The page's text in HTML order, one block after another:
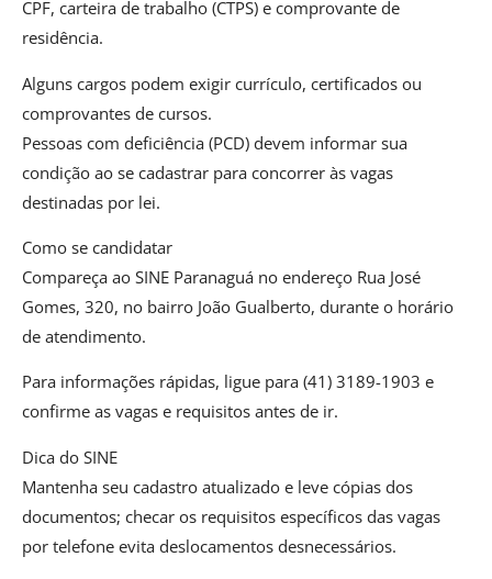
CPF, carteira de trabalho (CTPS) e comprovante de
residência.
Alguns cargos podem exigir currículo, certificados ou
comprovantes de cursos.
Pessoas com deficiência (PCD) devem informar sua
condição ao se cadastrar para concorrer às vagas
destinadas por lei.
Como se candidatar
Compareça ao SINE Paranaguá no endereço Rua José
Gomes, 320, no bairro João Gualberto, durante o horário
de atendimento.
Para informações rápidas, ligue para (41) 3189-1903 e
confirme as vagas e requisitos antes de ir.
Dica do SINE
Mantenha seu cadastro atualizado e leve cópias dos
documentos; checar os requisitos específicos das vagas
por telefone evita deslocamentos desnecessários.